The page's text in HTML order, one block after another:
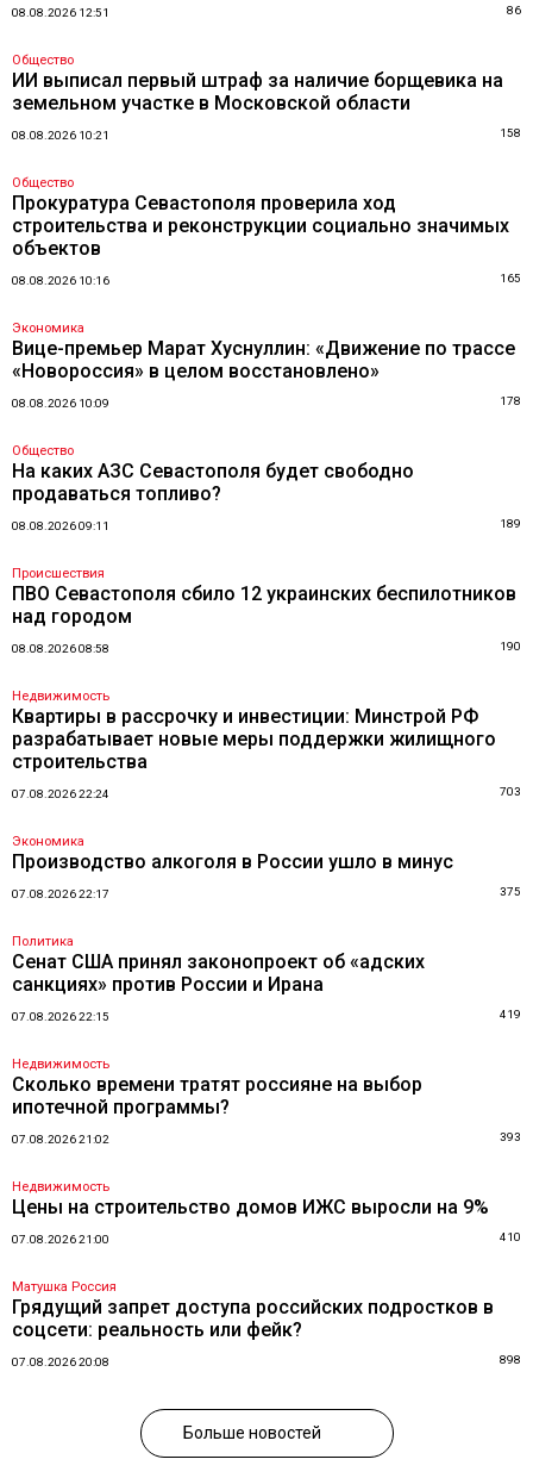
08.08.2026 12:51 86
Общество
ИИ выписал первый штраф за наличие борщевика на
земельном участке в Московской области
08.08.2026 10:21 158
Общество
Прокуратура Севастополя проверила ход
строительства и реконструкции социально значимых
объектов
08.08.2026 10:16 165
Экономика
Вице-премьер Марат Хуснуллин: «Движение по трассе
«Новороссия» в целом восстановлено»
08.08.2026 10:09 178
Общество
На каких АЗС Севастополя будет свободно
продаваться топливо?
08.08.2026 09:11 189
Происшествия
ПВО Севастополя сбило 12 украинских беспилотников
над городом
08.08.2026 08:58 190
Недвижимость
Квартиры в рассрочку и инвестиции: Минстрой РФ
разрабатывает новые меры поддержки жилищного
строительства
07.08.2026 22:24 703
Экономика
Производство алкоголя в России ушло в минус
07.08.2026 22:17 375
Политика
Сенат США принял законопроект об «адских
санкциях» против России и Ирана
07.08.2026 22:15 419
Недвижимость
Сколько времени тратят россияне на выбор
ипотечной программы?
07.08.2026 21:02 393
Недвижимость
Цены на строительство домов ИЖС выросли на 9%
07.08.2026 21:00 410
Матушка Россия
Грядущий запрет доступа российских подростков в
соцсети: реальность или фейк?
07.08.2026 20:08 898
Больше новостей